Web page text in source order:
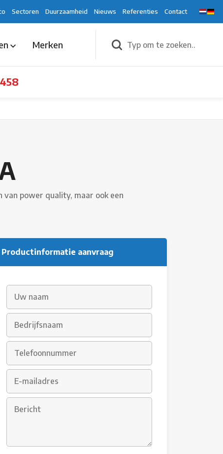
Sectoren Duurzaamheid Nieuws Referenties Contact
Merken
power quality, maar ook een
Productinformatie aanvraag